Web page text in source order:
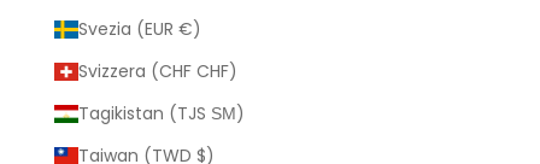
Svezia (EUR €)
Svizzera (CHF CHF)
Tagikistan (TJS ЅМ)
Taiwan (TWD $)